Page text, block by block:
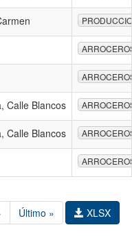
Calle Blancos
Calle Blancos
Último » XLSX